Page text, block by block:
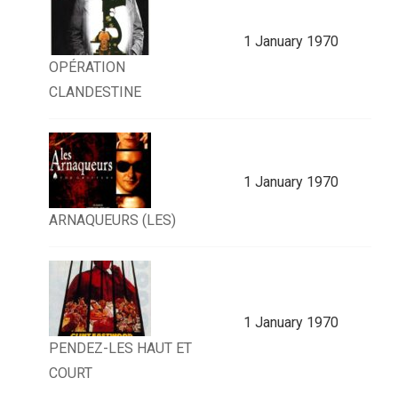
OPÉRATION
CLANDESTINE
1 January 1970
ARNAQUEURS (LES)
1 January 1970
PENDEZ-LES HAUT ET
COURT
1 January 1970